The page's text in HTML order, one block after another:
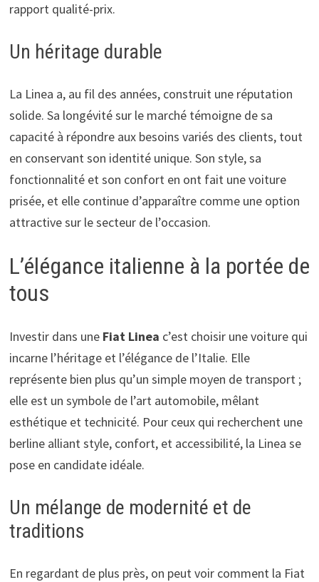
rapport qualité-prix.
Un héritage durable
La Linea a, au fil des années, construit une réputation
solide. Sa longévité sur le marché témoigne de sa
capacité à répondre aux besoins variés des clients, tout
en conservant son identité unique. Son style, sa
fonctionnalité et son confort en ont fait une voiture
prisée, et elle continue d’apparaître comme une option
attractive sur le secteur de l’occasion.
L’élégance italienne à la portée de
tous
Investir dans une Fiat Linea c’est choisir une voiture qui
incarne l’héritage et l’élégance de l’Italie. Elle
représente bien plus qu’un simple moyen de transport ;
elle est un symbole de l’art automobile, mêlant
esthétique et technicité. Pour ceux qui recherchent une
berline alliant style, confort, et accessibilité, la Linea se
pose en candidate idéale.
Un mélange de modernité et de
traditions
En regardant de plus près, on peut voir comment la Fiat